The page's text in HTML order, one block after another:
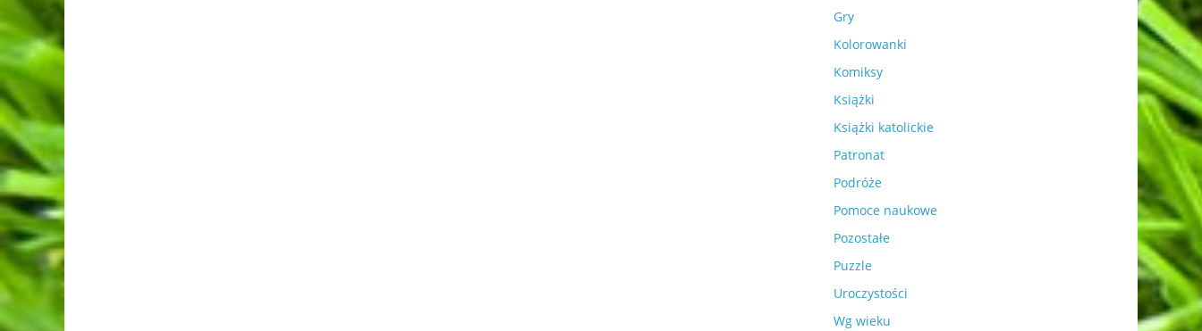
Gry
Kolorowanki
Komiksy
Książki
Książki katolickie
Patronat
Podróże
Pomoce naukowe
Pozostałe
Puzzle
Uroczystości
Wg wieku